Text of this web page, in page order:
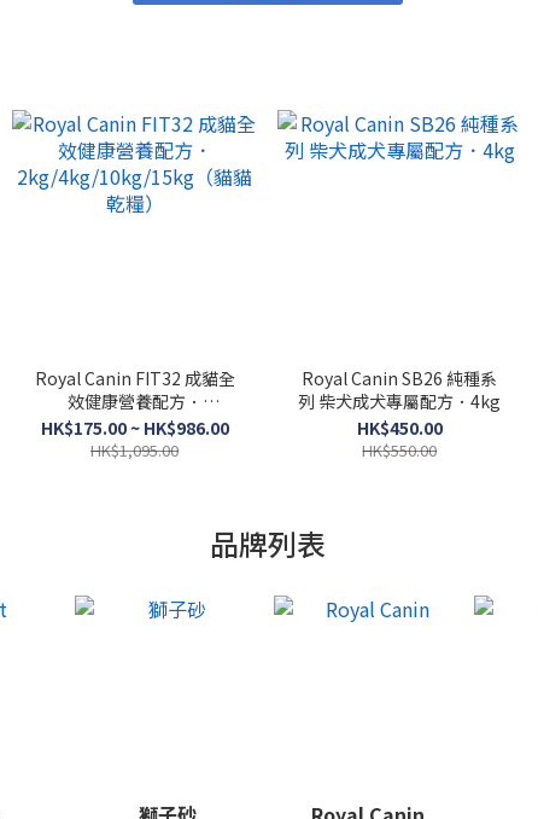
Royal Canin FIT32 成貓全
效健康營養配方．
2kg/4kg/10kg/15kg（貓
貓乾糧）
HK$175.00 ~ HK$986.00
HK$1,095.00
Royal Canin SB26 純種系
列 柴犬成犬專屬配方．4kg
HK$450.00
HK$550.00
品牌列表